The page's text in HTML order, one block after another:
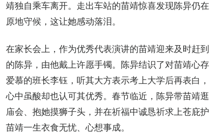
靖独自乘车离开。走出车站的苗靖惊喜发现陈异仍在
原地守候，这让她感动落泪。
在家长会上，作为优秀代表演讲的苗靖迎来及时赶到
的陈异，由他戴上许愿手镯。陈异结识了对苗靖心存
爱慕的班长李钰，听其大方表示考上大学后再表白，
心中虽酸却也认可其优秀。春节临近，陈异带苗靖逛
庙会、抱她摸狮子头，并在祈福中诚恳祈求上苍庇护
苗靖一生衣食无忧、心想事成。